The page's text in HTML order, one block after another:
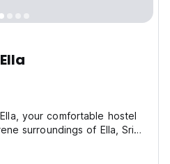
your comfortable hostel
surroundings of Ella, Sri
just 25 meters from the
offers the perfect blend of